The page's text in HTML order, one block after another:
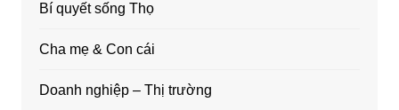
Bí quyết sống Thọ
Cha mẹ & Con cái
Doanh nghiệp – Thị trường